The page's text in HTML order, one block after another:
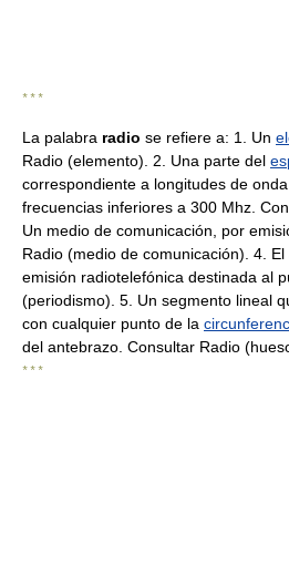
* * *
La palabra radio se refiere a: 1. Un
Radio (elemento). 2. Una parte del
correspondiente a longitudes de
frecuencias inferiores a 300 Mhz.
Un medio de comunicación, por
Radio (medio de comunicación). 4.
emisión radiotelefónica destinada al
(periodismo). 5. Un segmento lineal
con cualquier punto de la
del antebrazo. Consultar Radio
* * *